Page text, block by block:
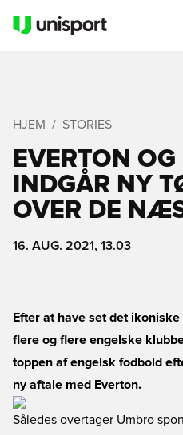
HJEM STORIES
EVERTON
INDGÅR NY
OVER DE
16. AUG. 2021, 13.03
Efter at have set det
flere og flere engelske
toppen af engelsk fodbold
ny aftale med Everton.
Således overtager Umbro